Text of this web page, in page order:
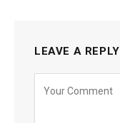
LEAVE A REPLY